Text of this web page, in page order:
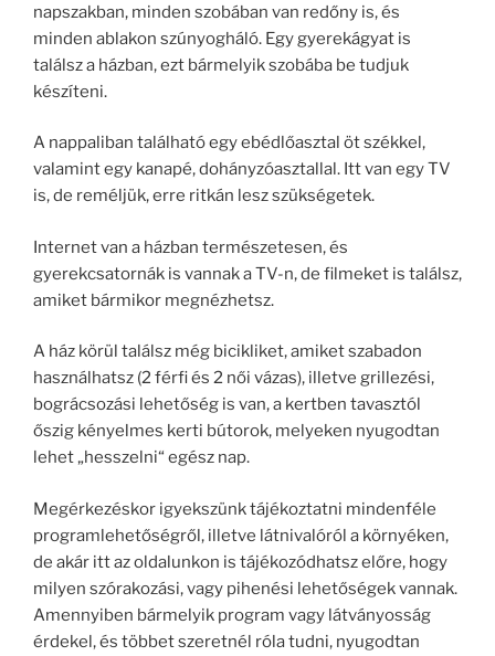
napszakban, minden szobában van redőny is, és
minden ablakon szúnyogháló. Egy gyerekágyat is
találsz a házban, ezt bármelyik szobába be tudjuk
készíteni.
A nappaliban található egy ebédlőasztal öt székkel,
valamint egy kanapé, dohányzóasztallal. Itt van egy TV
is, de reméljük, erre ritkán lesz szükségetek.
Internet van a házban természetesen, és
gyerekcsatornák is vannak a TV-n, de filmeket is találsz,
amiket bármikor megnézhetsz.
A ház körül találsz még bicikliket, amiket szabadon
használhatsz (2 férfi és 2 női vázas), illetve grillezési,
bográcsozási lehetőség is van, a kertben tavasztól
őszig kényelmes kerti bútorok, melyeken nyugodtan
lehet „hesszelni“ egész nap.
Megérkezéskor igyekszünk tájékoztatni mindenféle
programlehetőségről, illetve látnivalóról a környéken,
de akár itt az oldalunkon is tájékozódhatsz előre, hogy
milyen szórakozási, vagy pihenési lehetőségek vannak.
Amennyiben bármelyik program vagy látványosság
érdekel, és többet szeretnél róla tudni, nyugodtan